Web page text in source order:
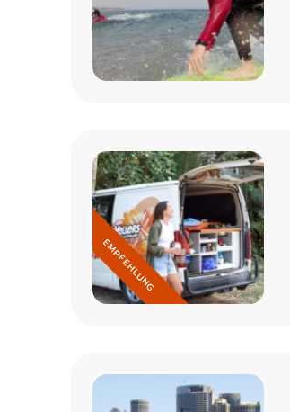
EMPFEHLUNG